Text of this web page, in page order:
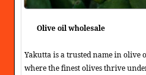
Olive oil wholesale
Yakutta is a trusted name in olive
where the finest olives thrive